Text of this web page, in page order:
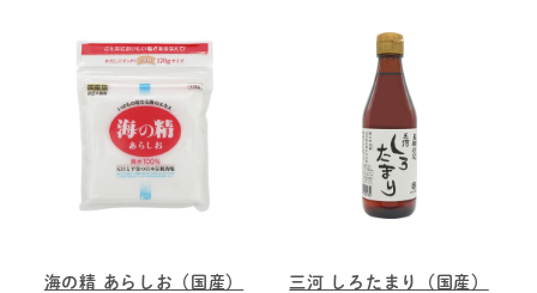
海の精 あらしお（国産） 三河 しろたまり（国産）